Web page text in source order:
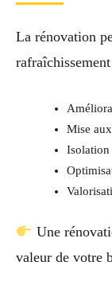
La rénovation
Mise
Isolation
Une
valeur de votre